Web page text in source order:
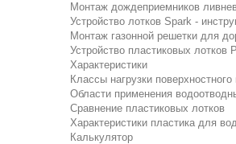
Монтаж дождеприемников
Устройство лотков Spark -
Монтаж газонной решетки для
Устройство пластиковых лотков
Характеристики
Классы нагрузки
Области применения
Сравнение пластиковых лотков
Характеристики пластика для
Калькулятор